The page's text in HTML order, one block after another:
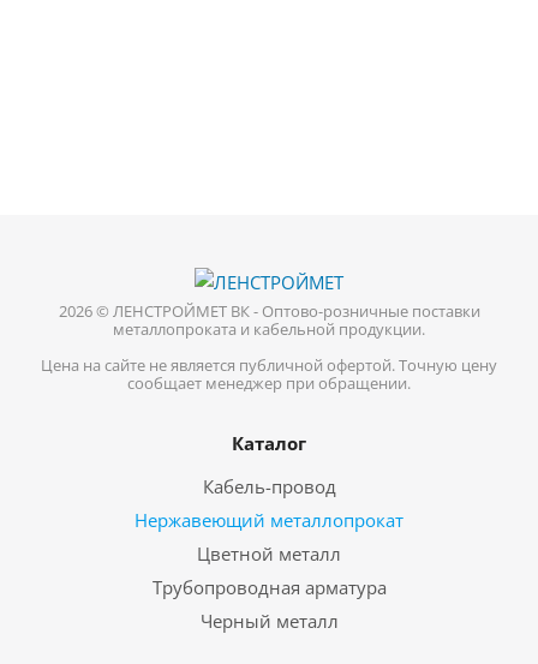
2026 © ЛЕНСТРОЙМЕТ ВК - Оптово-розничные поставки
металлопроката и кабельной продукции.
Цена на сайте не является публичной офертой. Точную цену
сообщает менеджер при обращении.
Каталог
Кабель-провод
Нержавеющий металлопрокат
Цветной металл
Трубопроводная арматура
Черный металл